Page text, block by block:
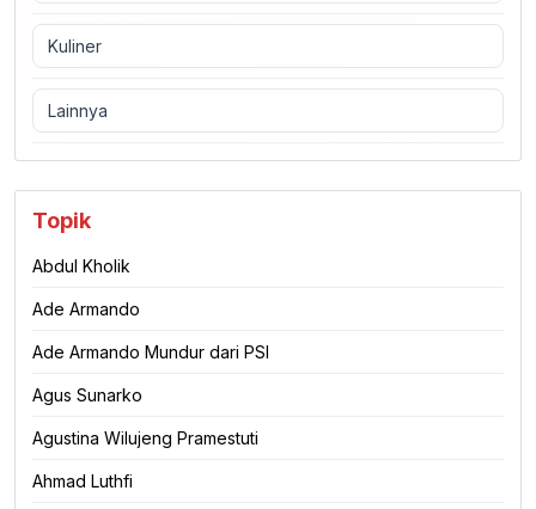
Kuliner
Lainnya
Topik
Abdul Kholik
Ade Armando
Ade Armando Mundur dari PSI
Agus Sunarko
Agustina Wilujeng Pramestuti
Ahmad Luthfi